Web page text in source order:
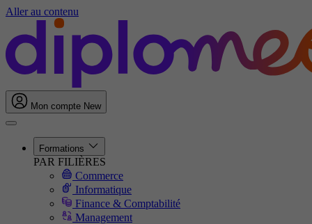
Aller au contenu
Mon compte New
Formations
PAR FILIÈRES
Commerce
Informatique
Finance & Comptabilité
Management